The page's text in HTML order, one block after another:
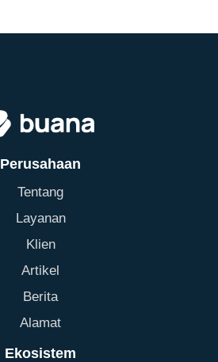
Perusahaan
Tentang
Layanan
Klien
Artikel
Berita
Alamat
Ekosistem